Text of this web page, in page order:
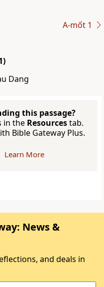
A-mốt 1
Dang
this passage?
in the Resourcestab.
Bible Gateway Plus.
Learn More
News &
and deals in